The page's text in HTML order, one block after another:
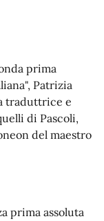
prima
Patrizia
traduttrice e
di Pascoli,
del maestro
prima assoluta